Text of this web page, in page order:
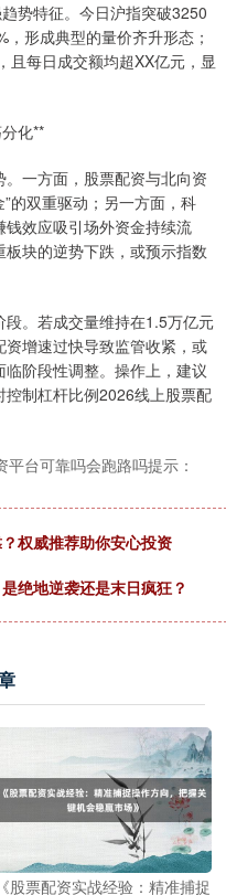
势特征。今日沪指突破3250
形成典型的量价齐升形态；
且每日成交额均超XX亿元，显
化**
一方面，股票配资与北向资
的双重驱动；另一方面，科
效应吸引场外资金持续流
块的逆势下跌，或预示指数
。若成交量维持在1.5万亿元
增速过快导致监管收紧，或
阶段性调整。操作上，建议
制杠杆比例2026线上股票配
台可靠吗会跑路吗提示：
权威推荐助你安心投资
绝地逆袭还是末日疯狂？
《股票配资实战经验：精准捕捉